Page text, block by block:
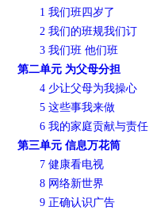
1 我们班四岁了
2 我们的班规我们订
3 我们班 他们班
第二单元 为父母分担
4 少让父母为我操心
5 这些事我来做
6 我的家庭贡献与责任
第三单元 信息万花筒
7 健康看电视
8 网络新世界
9 正确认识广告